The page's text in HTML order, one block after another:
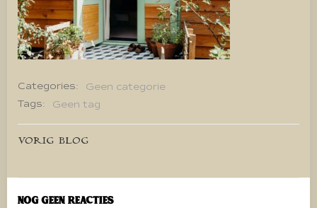
Categories:
Geen categorie
Tags:
Geen tag
Bericht
navigatie
VORIG BLOG
Nog geen reacties